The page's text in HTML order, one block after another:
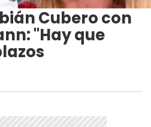
Cubero con
"Hay que